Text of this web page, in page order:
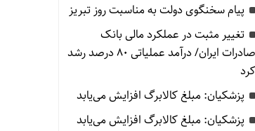
پیام سخنگوی دولت به مناسبت روز تبریز
تغییر مثبت در عملکرد مالی بانک
صادرات ایران/ درآمد عملیاتی 80 درصد رشد
کرد
پزشکیان: مبلغ کالابرگ افزایش می‌یابد
پزشکیان: مبلغ کالابرگ افزایش می‌یابد